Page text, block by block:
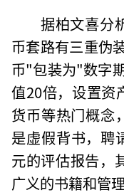
据柏文喜分
币套路有三重伪
币"包装为"数字
值20倍，设置资
货币等热门概念
是虚假背书，聘
元的评估报告，
广义的书籍和管